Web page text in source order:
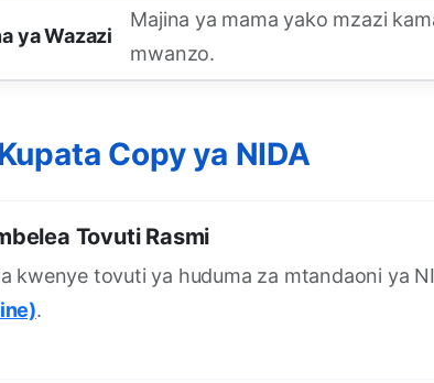
ya Wazazi
Majina ya mama yako mzazi
mwanzo.
Copy ya NIDA
Tovuti Rasmi
kwenye tovuti ya huduma za mtandaoni ya
.